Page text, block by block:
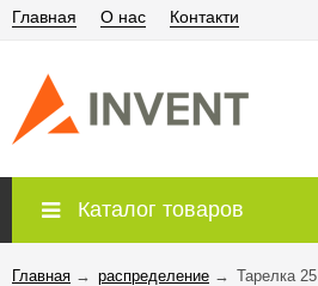
Главная О нас Контакти
Каталог товаров
Главная → распределение → Тарелка